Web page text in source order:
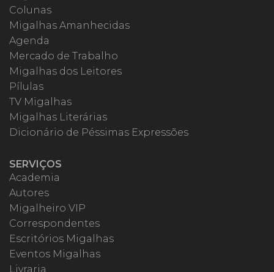
Colunas
Migalhas Amanhecidas
Agenda
Mercado de Trabalho
Migalhas dos Leitores
Pílulas
TV Migalhas
Migalhas Literárias
Dicionário de Péssimas Expressões
SERVIÇOS
Academia
Autores
Migalheiro VIP
Correspondentes
Escritórios Migalhas
Eventos Migalhas
Livraria